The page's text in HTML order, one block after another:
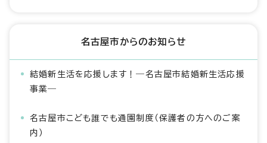
名古屋市からのお知らせ
結婚新生活を応援します！―名古屋市結婚新生活応援
事業―
名古屋市こども誰でも通園制度（保護者の方へのご案
内）